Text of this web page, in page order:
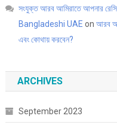
সংযুক্ত আরব আমিরাতে আপনার
Bangladeshi UAE on আরব
এবং কোথায় করবেন?
ARCHIVES
September 2023